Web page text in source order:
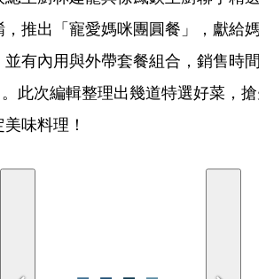
推出「寵愛媽咪團圓餐」，獻給媽
有內用與外帶套餐組合，銷售時間
此次編輯整理出幾道特選好菜，搶
味料理！